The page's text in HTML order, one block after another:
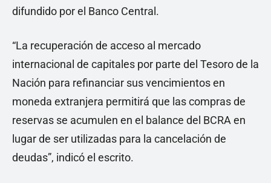
difundido por el Banco Central.
“La recuperación de acceso al mercado
internacional de capitales por parte del Tesoro de la
Nación para refinanciar sus vencimientos en
moneda extranjera permitirá que las compras de
reservas se acumulen en el balance del BCRA en
lugar de ser utilizadas para la cancelación de
deudas”, indicó el escrito.